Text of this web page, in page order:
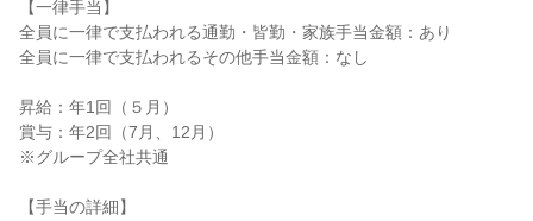
【一律手当】
全員に一律で支払われる通勤・皆勤・家族手当金額：あり
全員に一律で支払われるその他手当金額：なし
昇給：年1回（５月）
賞与：年2回（7月、12月）
※グループ全社共通
【手当の詳細】